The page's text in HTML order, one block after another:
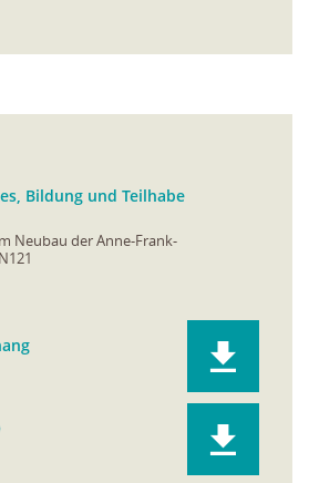
Bildung und Teilhabe
Neubau der Anne-Frank-